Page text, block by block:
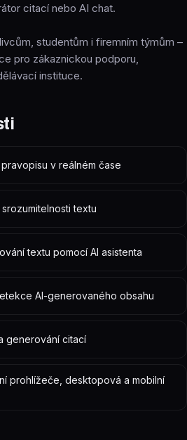
citací nebo AI chat.
studentům i firemním týmům –
pro zákaznickou podporu,
instituce.
v reálném čase
textu
textu pomocí AI asistenta
AI-generovaného obsahu
generování citací
prohlížeče, desktopová a mobilní